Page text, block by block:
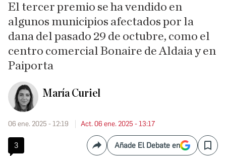
El tercer premio se ha vendido en
algunos municipios afectados por la
dana del pasado 29 de octubre, como el
centro comercial Bonaire de Aldaia y en
Paiporta
María Curiel
06 ene. 2025 - 12:19 Act. 06 ene. 2025 - 13:17
3 CompartirAñade El Debate en Save